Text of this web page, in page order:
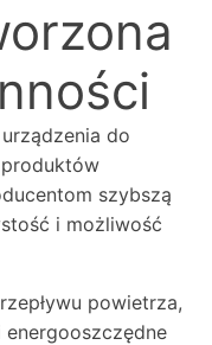
do
produktów
szybszą
i możliwość
powietrza,